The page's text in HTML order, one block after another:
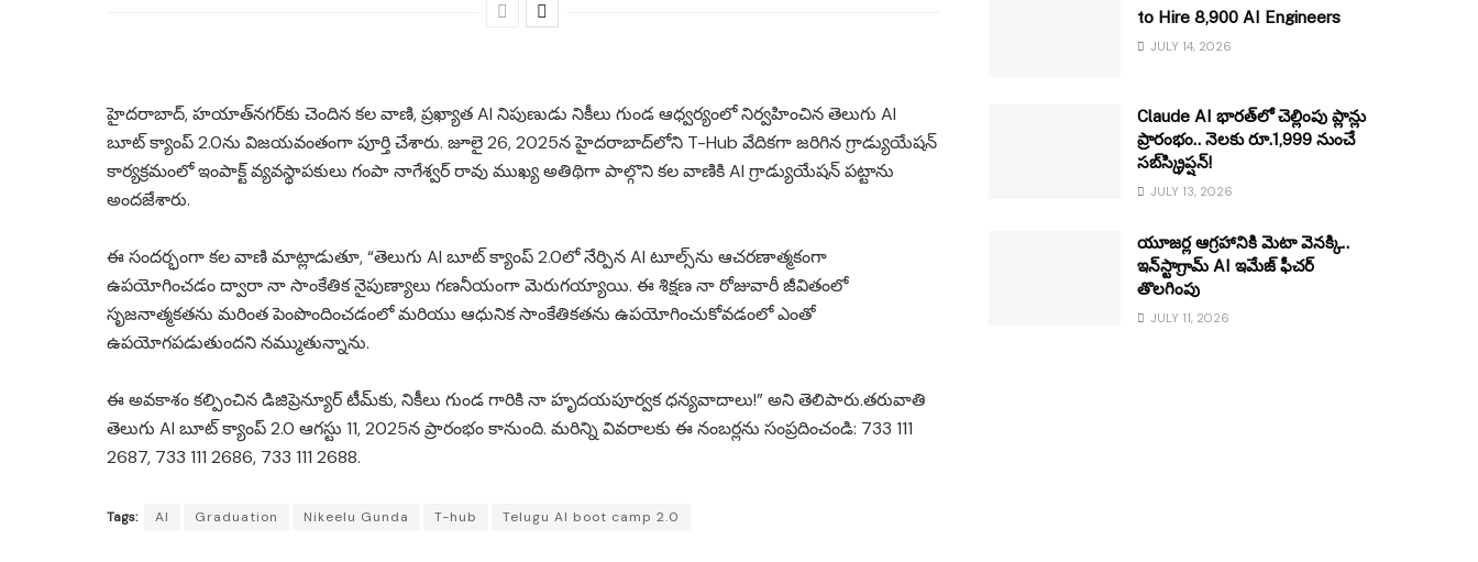
హైదరాబాద్, హయాత్‌నగర్‌కు చెందిన కల వాణి, ప్రఖ్యాత AI నిపుణుడు నికీలు గుండ ఆధ్వర్యంలో నిర్వహించిన తెలుగు AI
బూట్ క్యాంప్ 2.0ను విజయవంతంగా పూర్తి చేశారు. జూలై 26, 2025న హైదరాబాద్‌లోని T-Hub వేదికగా జరిగిన గ్రాడ్యుయేషన్
కార్యక్రమంలో ఇంపాక్ట్ వ్యవస్థాపకులు గంపా నాగేశ్వర్ రావు ముఖ్య అతిథిగా పాల్గొని కల వాణికి AI గ్రాడ్యుయేషన్ పట్టాను
అందజేశారు.
ఈ సందర్భంగా కల వాణి మాట్లాడుతూ, “తెలుగు AI బూట్ క్యాంప్ 2.0లో నేర్పిన AI టూల్స్‌ను ఆచరణాత్మకంగా
ఉపయోగించడం ద్వారా నా సాంకేతిక నైపుణ్యాలు గణనీయంగా మెరుగయ్యాయి. ఈ శిక్షణ నా రోజువారీ జీవితంలో
సృజనాత్మకతను మరింత పెంపొందించడంలో మరియు ఆధునిక సాంకేతికతను ఉపయోగించుకోవడంలో ఎంతో
ఉపయోగపడుతుందని నమ్ముతున్నాను.
ఈ అవకాశం కల్పించిన డిజిప్రెన్యూర్ టీమ్‌కు, నికీలు గుండ గారికి నా హృదయపూర్వక ధన్యవాదాలు!” అని తెలిపారు.తరువాతి
తెలుగు AI బూట్ క్యాంప్ 2.0 ఆగస్టు 11, 2025న ప్రారంభం కానుంది. మరిన్ని వివరాలకు ఈ నంబర్లను సంప్రదించండి: 733 111
2687, 733 111 2686, 733 111 2688.
Tags: AI Graduation Nikeelu Gunda T-hub Telugu AI boot camp 2.0
to Hire 8,900 AI Engineers
JULY 14, 2026
Claude AI భారత్‌లో చెల్లింపు ప్లాన్లు
ప్రారంభం.. నెలకు రూ.1,999 నుంచే
సబ్‌స్క్రిప్షన్!
JULY 13, 2026
యూజర్ల ఆగ్రహానికి మెటా వెనక్కి..
ఇన్‌స్టాగ్రామ్ AI ఇమేజ్ ఫీచర్
తొలగింపు
JULY 11, 2026